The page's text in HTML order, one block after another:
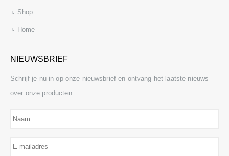
Shop
Home
NIEUWSBRIEF
Schrijf je nu in op onze nieuwsbrief en ontvang het laatste nieuws
over onze producten
mailadres